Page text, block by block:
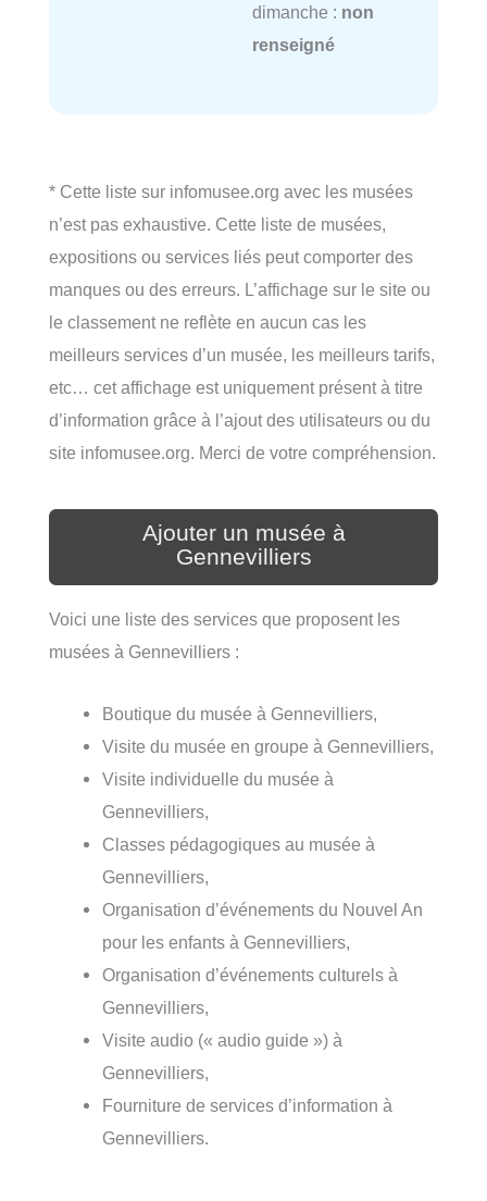
dimanche : non
renseigné
* Cette liste sur infomusee.org avec les musées
n’est pas exhaustive. Cette liste de musées,
expositions ou services liés peut comporter des
manques ou des erreurs. L’affichage sur le site ou
le classement ne reflète en aucun cas les
meilleurs services d’un musée, les meilleurs tarifs,
etc… cet affichage est uniquement présent à titre
d’information grâce à l’ajout des utilisateurs ou du
site infomusee.org. Merci de votre compréhension.
Ajouter un musée à
Gennevilliers
Voici une liste des services que proposent les
musées à Gennevilliers :
Boutique du musée à Gennevilliers,
Visite du musée en groupe à Gennevilliers,
Visite individuelle du musée à
Gennevilliers,
Classes pédagogiques au musée à
Gennevilliers,
Organisation d’événements du Nouvel An
pour les enfants à Gennevilliers,
Organisation d’événements culturels à
Gennevilliers,
Visite audio (« audio guide ») à
Gennevilliers,
Fourniture de services d’information à
Gennevilliers.